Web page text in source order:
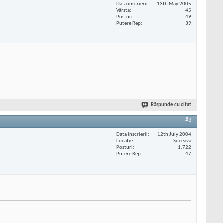
Data înscrierii
13th May 2005
Vârstă
45
Posturi
49
Putere Rep
39
Răspunde cu citat
#3
Data înscrierii
12th July 2004
Locaţie
Suceava
Posturi
1.722
Putere Rep
47